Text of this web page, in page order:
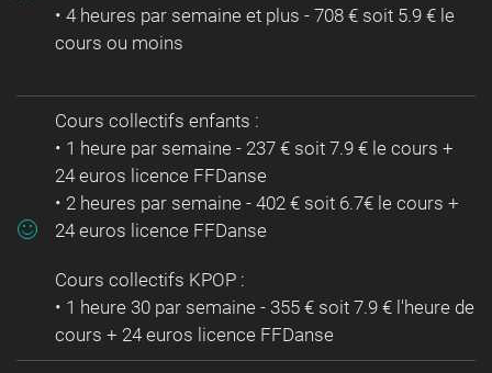
• 4 heures par semaine et plus - 708 € soit 5.9 € le
cours ou moins
Cours collectifs enfants :
• 1 heure par semaine - 237 € soit 7.9 € le cours +
24 euros licence FFDanse
• 2 heures par semaine - 402 € soit 6.7€ le cours +
24 euros licence FFDanse
Cours collectifs KPOP :
• 1 heure 30 par semaine - 355 € soit 7.9 € l'heure de
cours + 24 euros licence FFDanse